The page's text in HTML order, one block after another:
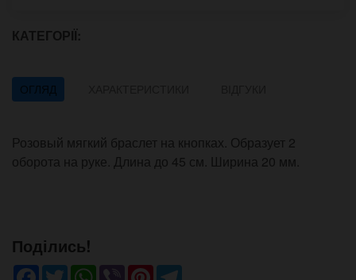
КАТЕГОРІЇ:
ОГЛЯД
Розовый мягкий браслет на кнопках. Образует 2
оборота на руке. Длина до 45 см. Ширина 20 мм.
Поділись!
Facebook
TwitterWhatsApp
ViberPinterest